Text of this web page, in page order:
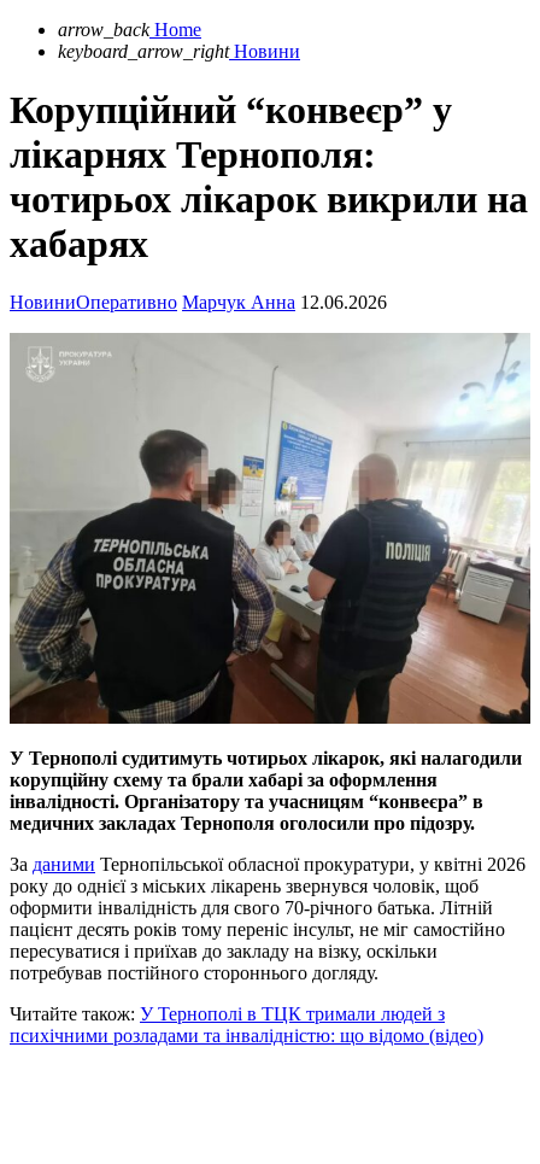
arrow_back Home
keyboard_arrow_right Новини
Корупційний “конвеєр” у
лікарнях Тернополя:
чотирьох лікарок викрили на
хабарях
НовиниОперативно Марчук Анна 12.06.2026
У Тернополі судитимуть чотирьох лікарок, які налагодили
корупційну схему та брали хабарі за оформлення
інвалідності. Організатору та учасницям “конвеєра” в
медичних закладах Тернополя оголосили про підозру.
За даними Тернопільської обласної прокуратури, у квітні 2026
року до однієї з міських лікарень звернувся чоловік, щоб
оформити інвалідність для свого 70-річного батька. Літній
пацієнт десять років тому переніс інсульт, не міг самостійно
пересуватися і приїхав до закладу на візку, оскільки
потребував постійного стороннього догляду.
Читайте також: У Тернополі в ТЦК тримали людей з
психічними розладами та інвалідністю: що відомо (відео)